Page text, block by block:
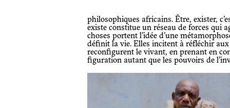
philosophiques africains. Être, exister, c’est être une force. L’ensemble de ce qui
existe constitue un réseau de forces qui
choses portent l’idée d’une
définit la vie. Elles incitent à réfléchir
reconfigurent le vivant, en prenant en
figuration autant que les pouvoirs de